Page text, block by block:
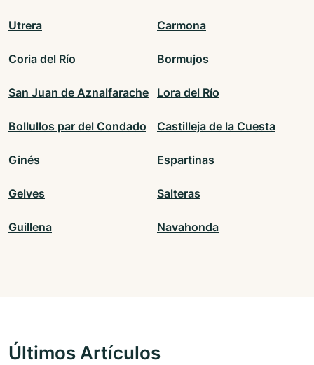
Utrera Carmona
Coria del Río Bormujos
San Juan de Aznalfarache Lora del Río
Bollullos par del Condado Castilleja de la Cuesta
Ginés Espartinas
Gelves Salteras
Guillena Navahonda
Últimos Artículos